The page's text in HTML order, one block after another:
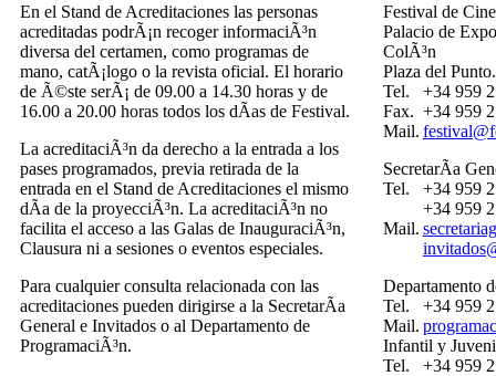
En el Stand de Acreditaciones las personas
acreditadas podrÃ¡n recoger informaciÃ³n
diversa del certamen, como programas de
mano, catÃ¡logo o la revista oficial. El horario
de Ã©ste serÃ¡ de 09.00 a 14.30 horas y de
16.00 a 20.00 horas todos los dÃ­as de Festival.
La acreditaciÃ³n da derecho a la entrada a los
pases programados, previa retirada de la
entrada en el Stand de Acreditaciones el mismo
dÃ­a de la proyecciÃ³n. La acreditaciÃ³n no
facilita el acceso a las Galas de InauguraciÃ³n,
Clausura ni a sesiones o eventos especiales.
Para cualquier consulta relacionada con las
acreditaciones pueden dirigirse a la SecretarÃ­a
General e Invitados o al Departamento de
ProgramaciÃ³n.
Festival de
Palacio de
ColÃ³n
Plaza del
Tel.
+34 959
Fax. +34 959
Mail.
SecretarÃ­a
Tel.
+34 959
+34 959
Mail.
Departamento
Tel.
+34 959
Mail.
Infantil y
Tel.
+34 959